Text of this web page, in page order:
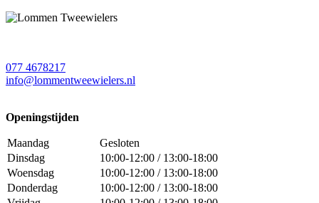
077 4678217
info@lommentweewielers.nl
Openingstijden
Maandag
Gesloten
Dinsdag
10:00-12:00 / 13:00-18:00
Woensdag
10:00-12:00 / 13:00-18:00
Donderdag
10:00-12:00 / 13:00-18:00